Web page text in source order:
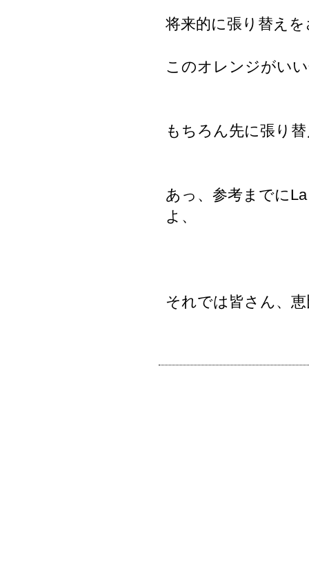
将来的に張り替え
このオレンジがい
もちろん先に張り
あっ、参考までに
よ、
それでは皆さん、